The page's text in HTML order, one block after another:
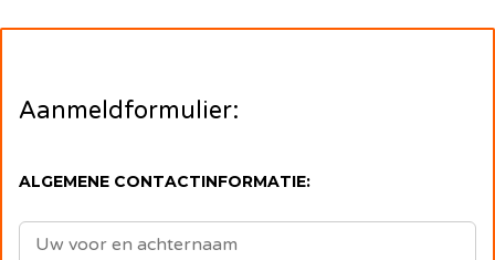
Aanmeldformulier:
ALGEMENE CONTACTINFORMATIE: